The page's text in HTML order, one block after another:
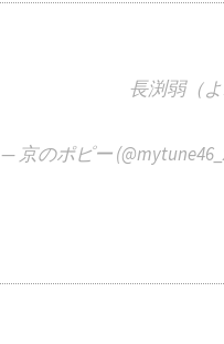
長渕弱（よ
— 京のポピー